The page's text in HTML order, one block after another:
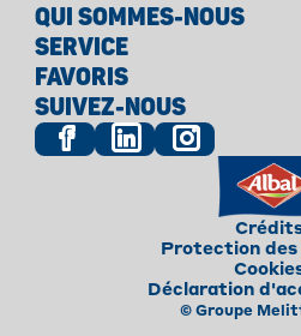
QUI SOMMES-NOUS
SERVICE
FAVORIS
SUIVEZ-NOUS
© Groupe
Protection des
Déclaration